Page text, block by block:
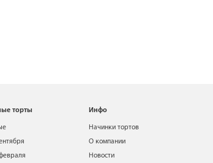
торты Инфо
Начинки тортов
О компании
Новости